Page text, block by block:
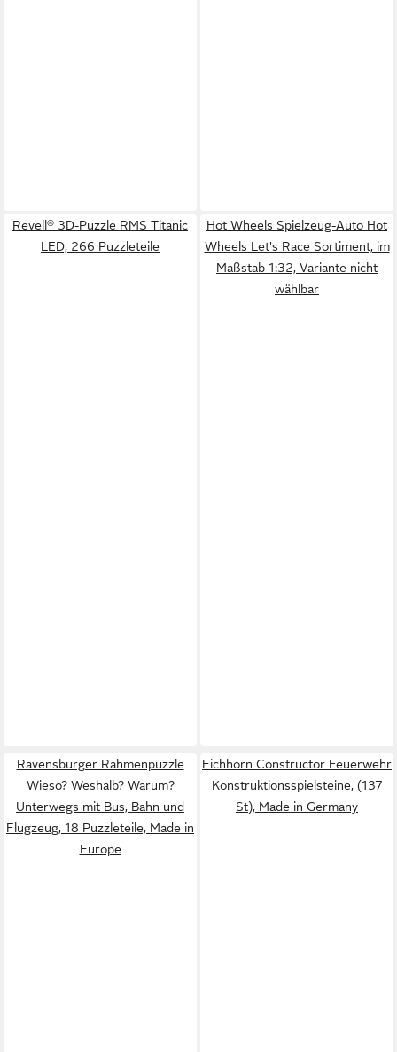
Revell® 3D-Puzzle RMS Titanic
LED, 266 Puzzleteile
Hot Wheels Spielzeug-Auto Hot
Wheels Let's Race Sortiment, im
Maßstab 1:32, Variante nicht
wählbar
Ravensburger Rahmenpuzzle
Wieso? Weshalb? Warum?
Unterwegs mit Bus, Bahn und
Flugzeug, 18 Puzzleteile, Made in
Europe
Eichhorn Constructor Feuerwehr
Konstruktionsspielsteine, (137
St), Made in Germany